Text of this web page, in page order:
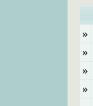
»
»
»
»